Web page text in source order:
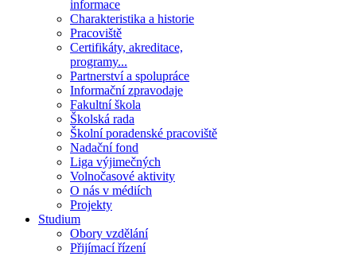
informace
Charakteristika a historie
Pracoviště
Certifikáty, akreditace,
programy...
Partnerství a spolupráce
Informační zpravodaje
Fakultní škola
Školská rada
Školní poradenské pracoviště
Nadační fond
Liga výjimečných
Volnočasové aktivity
O nás v médiích
Projekty
Studium
Obory vzdělání
Přijímací řízení